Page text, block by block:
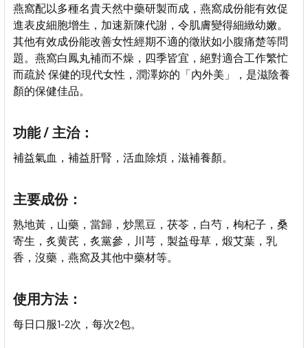
燕窩配以多種名貴天然中藥研製而成，燕窩成份能有效促
進表皮細胞增生，加速新陳代謝，令肌膚變得細緻幼嫩。
其他有效成份能改善女性經期不適的徵狀如小腹痛楚等問
題。燕窩白鳳丸補而不燥，四季皆宜，絕對適合工作繁忙
而疏於 保健的現代女性，潤澤妳的「內外美」，是滋陰養
顏的保健佳品。
功能 / 主治：
補益氣血，補益肝腎，活血除煩，滋補養顏。
主要成份：
熟地黃，山藥，當歸，炒黑豆，茯苓，白芍，枸杞子，桑
寄生，炙黄芪，炙黨參，川芎，製益母草，煅艾葉，乳
香，沒藥，燕窩及其他中藥材等。
使用方法：
每日口服1-2次，每次2包。